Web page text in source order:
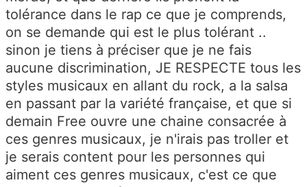
tolérance dans le rap ce que je comprends,
on se demande qui est le plus tolérant ..
sinon je tiens à préciser que je ne fais
aucune discrimination, JE RESPECTE tous les
styles musicaux en allant du rock, a la salsa
en passant par la variété française, et que si
demain Free ouvre une chaine consacrée à
ces genres musicaux, je n'irais pas troller et
je serais content pour les personnes qui
aiment ces genres musicaux, c'est ce que